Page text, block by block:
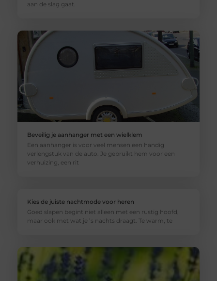
aan de slag gaat.
Beveilig je aanhanger met een wielklem
Een aanhanger is voor veel mensen een handig
verlengstuk van de auto. Je gebruikt hem voor een
verhuizing, een rit
Kies de juiste nachtmode voor heren
Goed slapen begint niet alleen met een rustig hoofd,
maar ook met wat je ’s nachts draagt. Te warm, te